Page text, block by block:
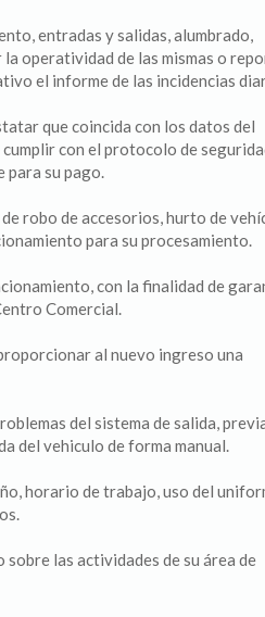
entradas y salidas, alumbrado,
operatividad de las mismas o
el informe de las incidencias
que coincida con los datos del
con el protocolo de
su pago.
robo de accesorios, hurto de
para su procesamiento.
con la finalidad de
Comercial.
al nuevo ingreso una
del sistema de salida,
del vehiculo de forma manual.
horario de trabajo, uso del
las actividades de su área de